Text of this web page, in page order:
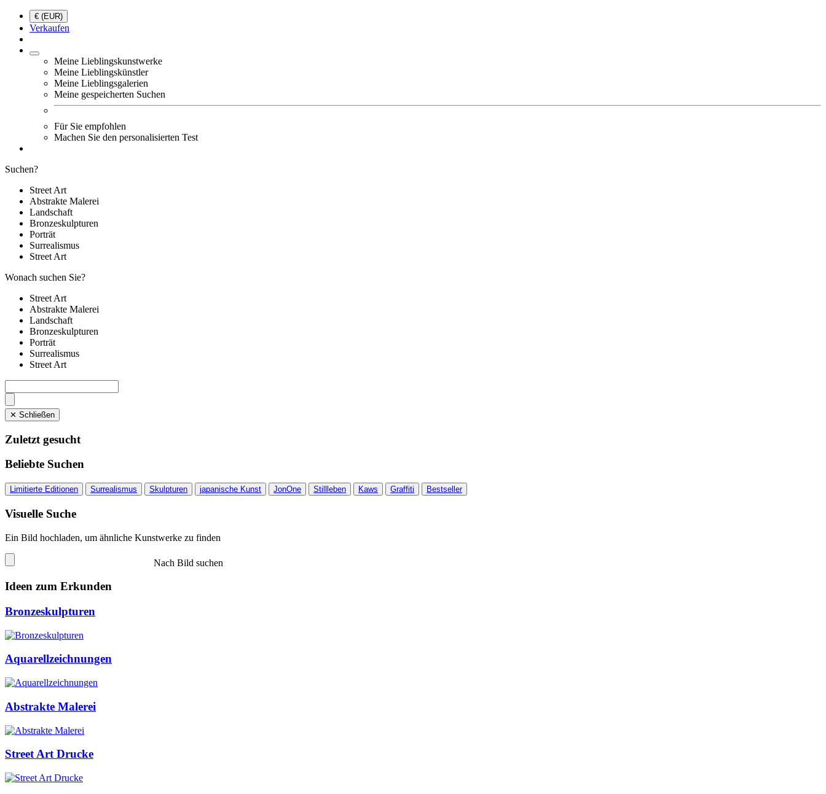
€ (EUR)
Verkaufen
Meine Lieblingskunstwerke
Meine Lieblingskünstler
Meine Lieblingsgalerien
Meine gespeicherten Suchen
Für Sie empfohlen
Machen Sie den personalisierten Test
Suchen?
Street Art
Abstrakte Malerei
Landschaft
Bronzeskulpturen
Porträt
Surrealismus
Street Art
Wonach suchen Sie?
Street Art
Abstrakte Malerei
Landschaft
Bronzeskulpturen
Porträt
Surrealismus
Street Art
✕ Schließen
Zuletzt gesucht
Beliebte Suchen
Limitierte Editionen Surrealismus Skulpturen japanische Kunst JonOne Stillleben Kaws Graffiti Bestseller
Visuelle Suche
Ein Bild hochladen, um ähnliche Kunstwerke zu finden
Nach Bild suchen
Ideen zum Erkunden
Bronzeskulpturen
Aquarellzeichnungen
Abstrakte Malerei
Street Art Drucke